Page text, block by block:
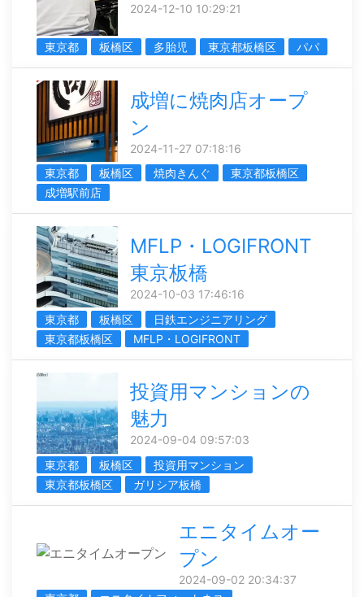
2024-12-10 10:29:21
東京都 板橋区 多胎児 東京都板橋区 パパ
成増に焼肉店オープ
ン
2024-11-27 07:18:16
東京都
板橋区 焼肉きんぐ
東京都板橋区
成増駅前店
MFLP・LOGIFRONT
東京板橋
2024-10-03 17:46:16
東京都
板橋区
日鉄エンジニアリング
東京都板橋区
MFLP・LOGIFRONT
投資用マンションの
魅力
2024-09-04 09:57:03
東京都
板橋区
投資用マンション
東京都板橋区
ガリシア板橋
エニタイムオー
プン
2024-09-02 20:34:37